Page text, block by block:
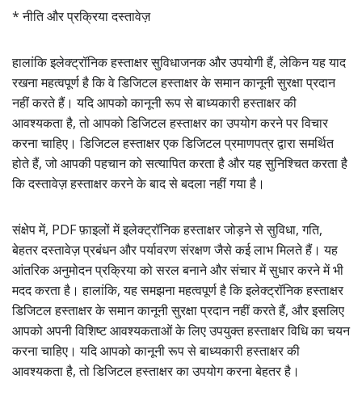
* नीति और प्रक्रिया दस्तावेज़
हालांकि इलेक्ट्रॉनिक हस्ताक्षर सुविधाजनक और उपयोगी हैं, लेकिन यह याद
रखना महत्वपूर्ण है कि वे डिजिटल हस्ताक्षर के समान कानूनी सुरक्षा प्रदान
नहीं करते हैं। यदि आपको कानूनी रूप से बाध्यकारी हस्ताक्षर की
आवश्यकता है, तो आपको डिजिटल हस्ताक्षर का उपयोग करने पर विचार
करना चाहिए। डिजिटल हस्ताक्षर एक डिजिटल प्रमाणपत्र द्वारा समर्थित
होते हैं, जो आपकी पहचान को सत्यापित करता है और यह सुनिश्चित करता है
कि दस्तावेज़ हस्ताक्षर करने के बाद से बदला नहीं गया है।
संक्षेप में, PDF फ़ाइलों में इलेक्ट्रॉनिक हस्ताक्षर जोड़ने से सुविधा, गति,
बेहतर दस्तावेज़ प्रबंधन और पर्यावरण संरक्षण जैसे कई लाभ मिलते हैं। यह
आंतरिक अनुमोदन प्रक्रिया को सरल बनाने और संचार में सुधार करने में भी
मदद करता है। हालांकि, यह समझना महत्वपूर्ण है कि इलेक्ट्रॉनिक हस्ताक्षर
डिजिटल हस्ताक्षर के समान कानूनी सुरक्षा प्रदान नहीं करते हैं, और इसलिए
आपको अपनी विशिष्ट आवश्यकताओं के लिए उपयुक्त हस्ताक्षर विधि का चयन
करना चाहिए। यदि आपको कानूनी रूप से बाध्यकारी हस्ताक्षर की
आवश्यकता है, तो डिजिटल हस्ताक्षर का उपयोग करना बेहतर है।